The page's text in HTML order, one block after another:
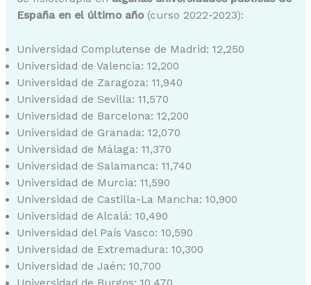
España en el último año(curso 2022-2023):
Universidad Complutense de Madrid: 12,250
Universidad de Valencia: 12,200
Universidad de Zaragoza: 11,940
Universidad de Sevilla: 11,570
Universidad de Barcelona: 12,200
Universidad de Granada: 12,070
Universidad de Málaga: 11,370
Universidad de Salamanca: 11,740
Universidad de Murcia: 11,590
Universidad de Castilla-La Mancha: 10,900
Universidad de Alcalá: 10,490
Universidad del País Vasco: 10,590
Universidad de Extremadura: 10,300
Universidad de Jaén: 10,700